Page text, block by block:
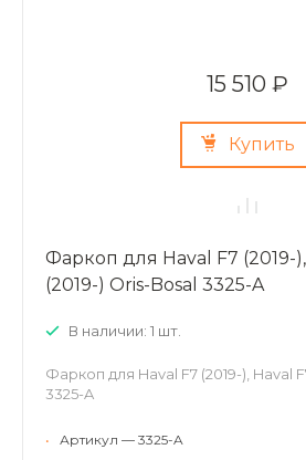
15 510 ₽
Купить
Фаркоп для Haval F7 (2019-
(2019-) Oris-Bosal 3325-A
В наличии: 1 шт.
Фаркоп для Haval F7 (2019-), Haval
3325-A
•
Артикул — 3325-A